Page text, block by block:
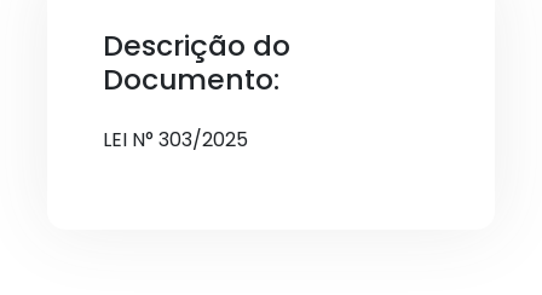
Descrição do
Documento:
LEI N° 303/2025